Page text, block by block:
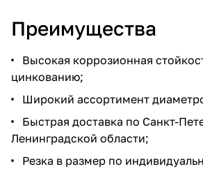
Преимущества
Высокая коррозионная
цинкованию;
Широкий ассортимент
Быстрая доставка по Санкт-
Ленинградской области;
Резка в размер по